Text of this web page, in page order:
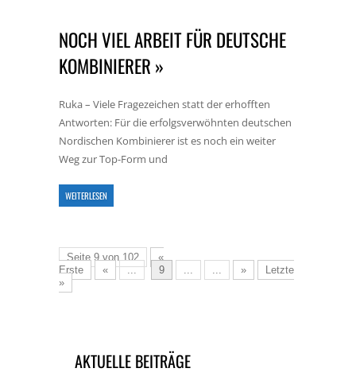
NOCH VIEL ARBEIT FÜR DEUTSCHE
KOMBINIERER »
Ruka – Viele Fragezeichen statt der erhofften
Antworten: Für die erfolgsverwöhnten deutschen
Nordischen Kombinierer ist es noch ein weiter
Weg zur Top-Form und
WEITERLESEN
Seite 9 von 102
«
Erste
« ... 9 ... ... »
Letzte
»
AKTUELLE BEITRÄGE